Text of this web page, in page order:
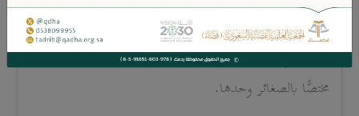
ثم بحث موجب التعزير الذي للوجاهة فيه أثر، ورجّح أنه أول
معصية يَزِلُّ فيها الشخص -وإن كانت كبيرةً-، وليس ما جاء
مختصًّا بالصغائر وحدها.